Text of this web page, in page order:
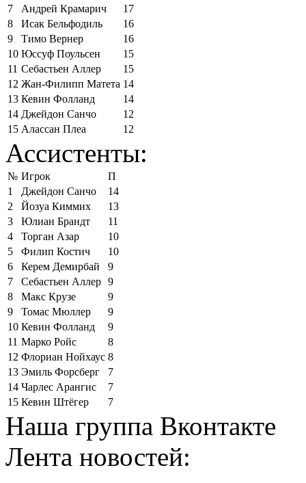
7
Андрей Крамарич
17
8
Исак Бельфодиль
16
9
Тимо Вернер
16
10 Юссуф Поульсен
15
11 Себастьен Аллер
15
12 Жан-Филипп Матета 14
13 Кевин Фолланд
14
14 Джейдон Санчо
12
15 Алассан Плеа 12
Ассистенты:
№ Игрок
П
1
Джейдон Санчо
14
2
Йозуа Киммих
13
3
Юлиан Брандт
11
4
Торган Азар
10
5
Филип Костич
10
6
Керем Демирбай
9
7
Себастьен Аллер 9
8
Макс Крузе
9
9
Томас Мюллер
9
10 Кевин Фолланд
9
11 Марко Ройс
8
12 Флориан Нойхаус 8
13 Эмиль Форсберг
7
14 Чарлес Арангис
7
15 Кевин Штёгер 7
Наша группа Вконтакте
Лента новостей: